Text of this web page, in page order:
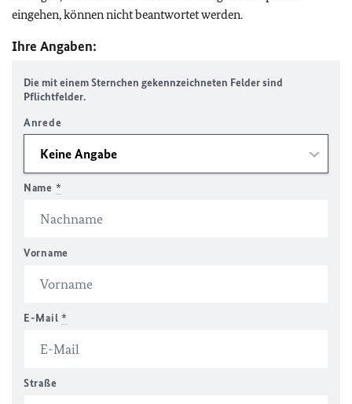
eingehen, können nicht beantwortet werden.
Ihre Angaben:
Die mit einem Sternchen gekennzeichneten Felder sind
Pflichtfelder.
Anrede
Name *
Vorname
E-Mail *
Straße